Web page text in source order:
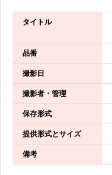
タイトル
品番
撮影日
撮影者・管理
保存形式
提供形式とサイズ
備考